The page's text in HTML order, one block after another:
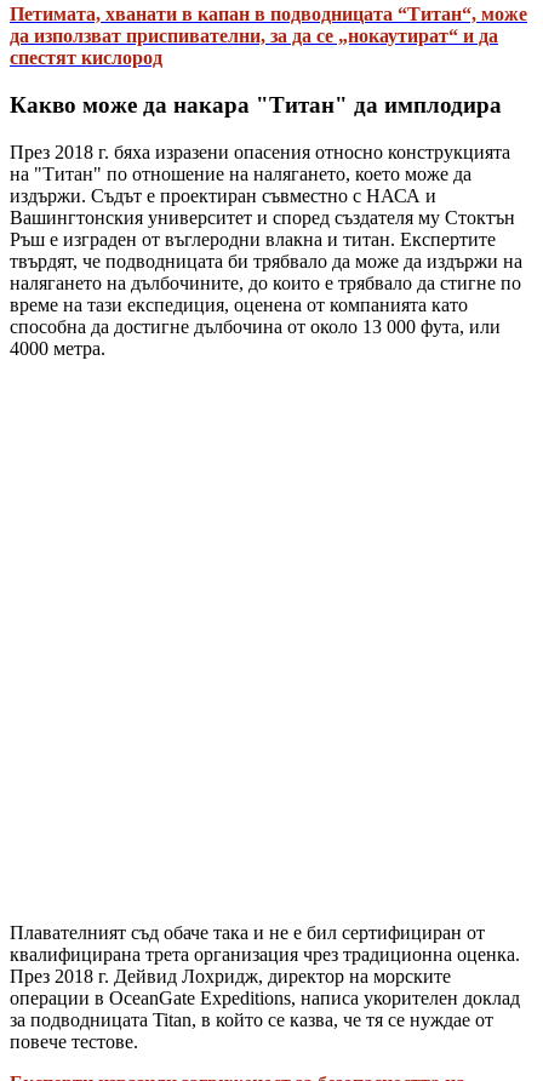
Петимата, хванати в капан в подводницата “Титан“, може
да използват приспивателни, за да се „нокаутират“ и да
спестят кислород
Какво може да накара "Титан" да имплодира
През 2018 г. бяха изразени опасения относно конструкцията
на "Титан" по отношение на налягането, което може да
издържи. Съдът е проектиран съвместно с НАСА и
Вашингтонския университет и според създателя му Стоктън
Ръш е изграден от въглеродни влакна и титан. Експертите
твърдят, че подводницата би трябвало да може да издържи на
налягането на дълбочините, до които е трябвало да стигне по
време на тази експедиция, оценена от компанията като
способна да достигне дълбочина от около 13 000 фута, или
4000 метра.
Плавателният съд обаче така и не е бил сертифициран от
квалифицирана трета организация чрез традиционна оценка.
През 2018 г. Дейвид Лохридж, директор на морските
операции в OceanGate Expeditions, написа укорителен доклад
за подводницата Titan, в който се казва, че тя се нуждае от
повече тестове.